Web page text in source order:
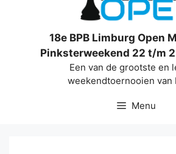
18e BPB Limburg Open
Pinksterweekend 22 t/m
Een van de grootste en
weekendtoernooien van
Menu